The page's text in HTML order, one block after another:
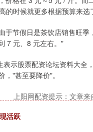
的时候就更多根据预算来
节假日是茶饮店销售旺
7 元、8 元左右。"
示股票配资论坛资料大全
"甚至要降价"。
上阳网配资提示：文章来
活跃